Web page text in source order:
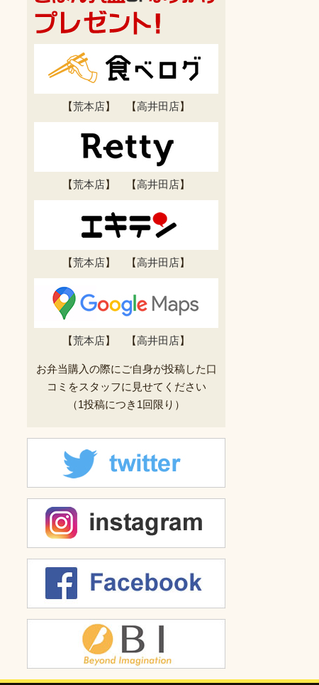
【荒本店】 【高井田店】
【荒本店】 【高井田店】
【荒本店】 【高井田店】
【荒本店】 【高井田店】
お弁当購入の際にご自身が投稿した口
コミをスタッフに見せてください
（1投稿につき1回限り）